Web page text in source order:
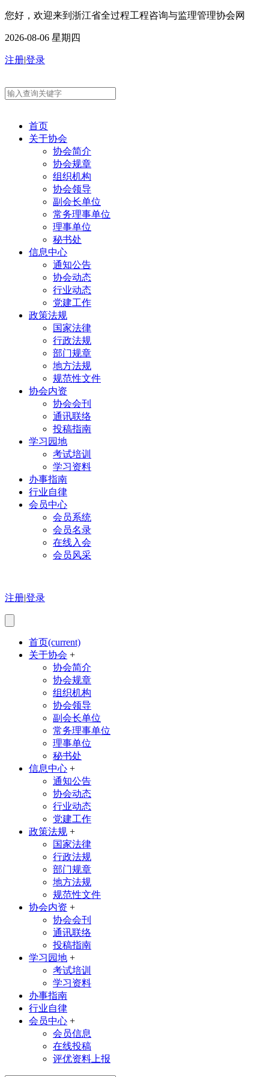
您好，欢迎来到浙江省全过程工程咨询与监理管理协会网
2026-08-06 星期四
注册|登录
首页
关于协会
协会简介
协会规章
组织机构
协会领导
副会长单位
常务理事单位
理事单位
秘书处
信息中心
通知公告
协会动态
行业动态
党建工作
政策法规
国家法律
行政法规
部门规章
地方法规
规范性文件
协会内资
协会会刊
通讯联络
投稿指南
学习园地
考试培训
学习资料
办事指南
行业自律
会员中心
会员系统
会员名录
在线入会
会员风采
注册|登录
首页(current)
关于协会 +
协会简介
协会规章
组织机构
协会领导
副会长单位
常务理事单位
理事单位
秘书处
信息中心 +
通知公告
协会动态
行业动态
党建工作
政策法规 +
国家法律
行政法规
部门规章
地方法规
规范性文件
协会内资 +
协会会刊
通讯联络
投稿指南
学习园地 +
考试培训
学习资料
办事指南
行业自律
会员中心 +
会员信息
在线投稿
评优资料上报